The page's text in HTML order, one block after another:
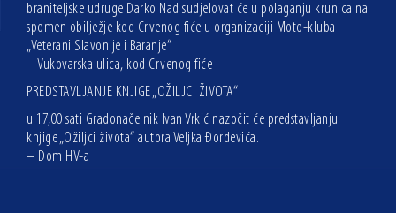
hrvatskih branitelja
braniteljske udruge Darko Nađ sudjelovat će u polaganju krunica na
spomen obilježje kod Crvenog fiće u organizaciji Moto-kluba
„Veterani Slavonije i Baranje“.
– Vukovarska ulica, kod Crvenog fiće
PREDSTAVLJANJE KNJIGE „OŽILJCI ŽIVOTA“
u 17,00 sati Gradonačelnik Ivan Vrkić nazočit će predstavljanju
knjige „Ožiljci života“ autora Veljka Đorđevića.
– Dom HV-a